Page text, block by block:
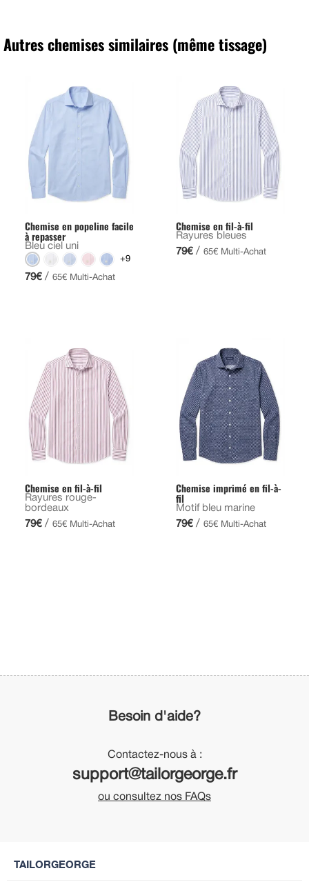
Autres chemises similaires (même tissage)
Chemise en popeline facile
à repasser
Bleu ciel uni
+9
79€ / 65€ Multi-Achat
Chemise en fil-à-fil
Rayures bleues
79€ / 65€ Multi-Achat
Chemise en fil-à-fil
Rayures rouge-
bordeaux
79€ / 65€ Multi-Achat
Chemise imprimé en fil-à-
fil
Motif bleu marine
79€ / 65€ Multi-Achat
Besoin d'aide?
Contactez-nous à :
support@tailorgeorge.fr
ou consultez nos FAQs
TAILORGEORGE